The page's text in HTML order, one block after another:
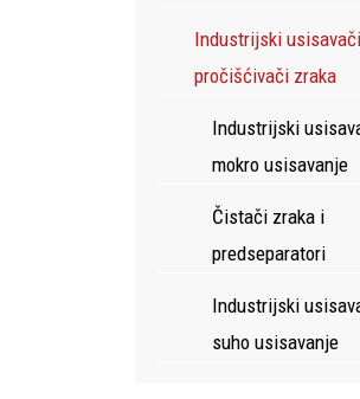
Industrijski
pročišćivači zraka
Industrijski
mokro usisavanje
Čistači zraka i
predseparatori
Industrijski
suho usisavanje